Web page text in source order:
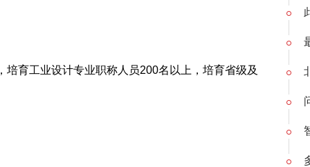
培育工业设计专业职称人员200名以上，培育省级及